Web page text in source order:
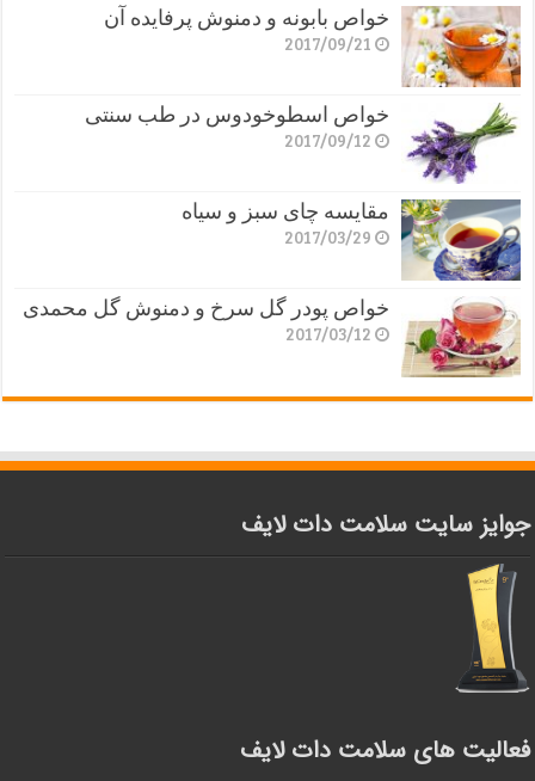
خواص بابونه و دمنوش پرفایده آن
2017/09/21
خواص اسطوخودوس در طب سنتی
2017/09/12
مقایسه چای سبز و سیاه
2017/03/29
خواص پودر گل سرخ و دمنوش گل محمدی
2017/03/12
جوایز سایت سلامت دات لایف
فعالیت های سلامت دات لایف